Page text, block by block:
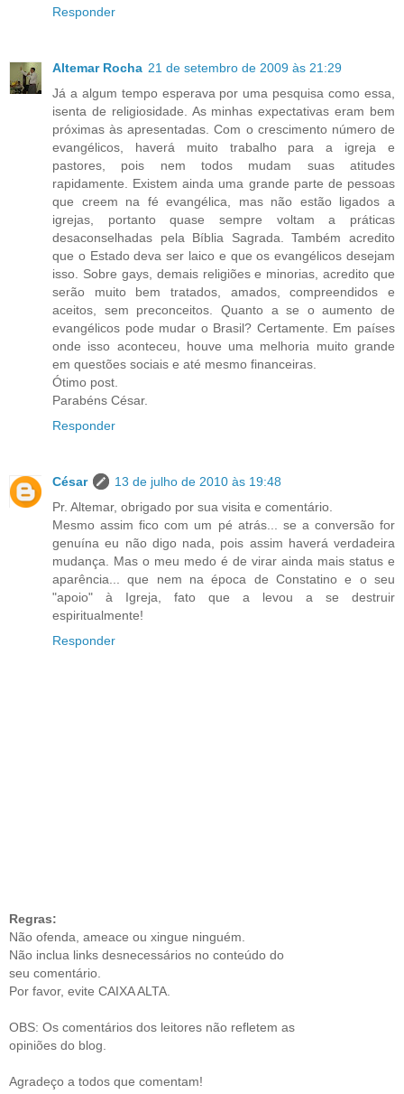
Responder
Altemar Rocha 21 de setembro de 2009 às 21:29
Já a algum tempo esperava por uma pesquisa como essa,
isenta de religiosidade. As minhas expectativas eram bem
próximas às apresentadas. Com o crescimento número de
evangélicos, haverá muito trabalho para a igreja e
pastores, pois nem todos mudam suas atitudes
rapidamente. Existem ainda uma grande parte de pessoas
que creem na fé evangélica, mas não estão ligados a
igrejas, portanto quase sempre voltam a práticas
desaconselhadas pela Bíblia Sagrada. Também acredito
que o Estado deva ser laico e que os evangélicos desejam
isso. Sobre gays, demais religiões e minorias, acredito que
serão muito bem tratados, amados, compreendidos e
aceitos, sem preconceitos. Quanto a se o aumento de
evangélicos pode mudar o Brasil? Certamente. Em países
onde isso aconteceu, houve uma melhoria muito grande
em questões sociais e até mesmo financeiras.
Ótimo post.
Parabéns César.
Responder
César
13 de julho de 2010 às 19:48
Pr. Altemar, obrigado por sua visita e comentário.
Mesmo assim fico com um pé atrás... se a conversão for
genuína eu não digo nada, pois assim haverá verdadeira
mudança. Mas o meu medo é de virar ainda mais status e
aparência... que nem na época de Constatino e o seu
"apoio" à Igreja, fato que a levou a se destruir
espiritualmente!
Responder
Regras:
Não ofenda, ameace ou xingue ninguém.
Não inclua links desnecessários no conteúdo do
seu comentário.
Por favor, evite CAIXA ALTA.
OBS: Os comentários dos leitores não refletem as
opiniões do blog.
Agradeço a todos que comentam!